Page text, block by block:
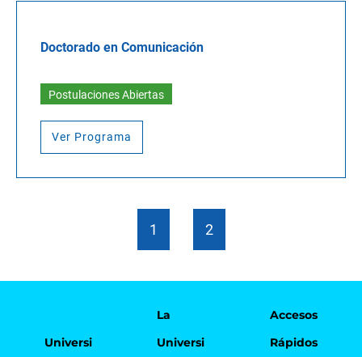
Doctorado en Comunicación
Postulaciones Abiertas
Ver Programa
1 2
Universi
La
Universi
Accesos
Rápidos